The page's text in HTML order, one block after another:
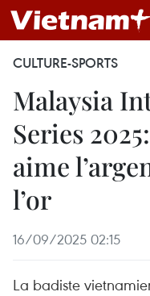
CULTURE-SPORTS
Malaysia
Series
aime
l’or
16/09/2025 02:15
La badiste